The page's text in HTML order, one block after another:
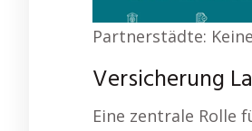
Partnerstädte:
Versicherung
Eine zentrale Rolle